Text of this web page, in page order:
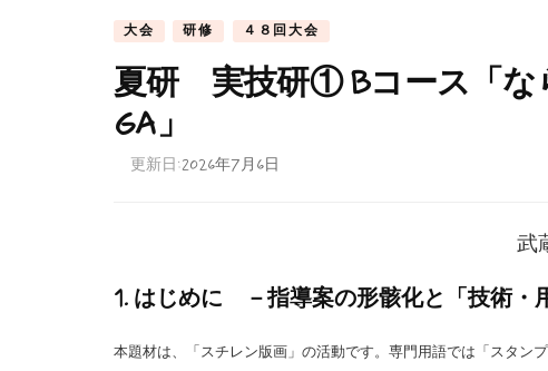
大会 研修 ４８回大会
夏研 実技研① Bコース「
GA」
更新日:2026年7月6日
武
1. はじめに －指導案の形骸化と「技術・
本題材は、「スチレン版画」の活動です。専門用語では「スタン